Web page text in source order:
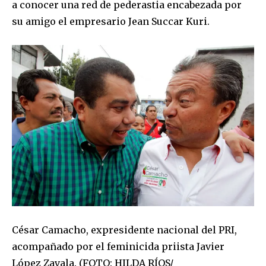
a conocer una red de pederastia encabezada por
su amigo el empresario Jean Succar Kuri.
César Camacho, expresidente nacional del PRI,
acompañado por el feminicida priista Javier
López Zavala. (FOTO: HILDA RÍOS/